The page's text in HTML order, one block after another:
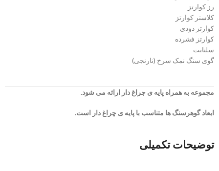
رز کوارتز
کلاستر کوارتز
کوارتز دودی
کوارتز فشرده
سلنایت
گوی سنگ نمک سرخ (نارنجی)
مجموعه به همراه پایه ی چراغ دار ارائه می شود.
ابعاد گوهرسنگ ها متناسب با پایه ی چراغ دار است.
توضیحات تکمیلی